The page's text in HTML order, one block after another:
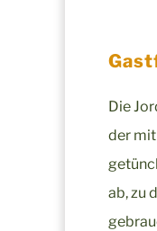
Die
der mit
ab, zu